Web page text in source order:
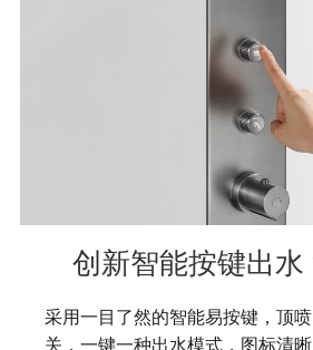
创新智能按键出水
采用一目了然的智能易按键，顶
关，一键一种出水模式，图标清